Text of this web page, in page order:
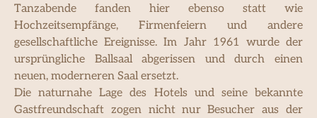
Tanzabende fanden hier ebenso statt wie
Hochzeitsempfänge, Firmenfeiern und andere
gesellschaftliche Ereignisse. Im Jahr 1961 wurde der
ursprüngliche Ballsaal abgerissen und durch einen
neuen, moderneren Saal ersetzt.
Die naturnahe Lage des Hotels und seine bekannte
Gastfreundschaft zogen nicht nur Besucher aus der